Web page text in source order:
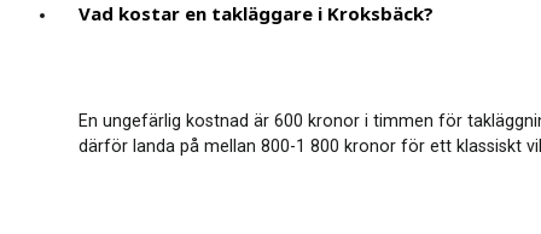
Vad kostar en takläggare i Kroksbäck?
En ungefärlig kostnad är 600 kronor i timmen för
därför landa på mellan 800-1 800 kronor för ett klassiskt